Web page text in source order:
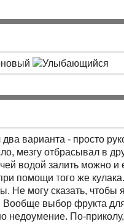
варианта - просто
мезгу отбрасывал в
водой залить можно и
помощи того же
Не могу сказать, чтобы
Вообще выбор фрукта
недоумение. По-